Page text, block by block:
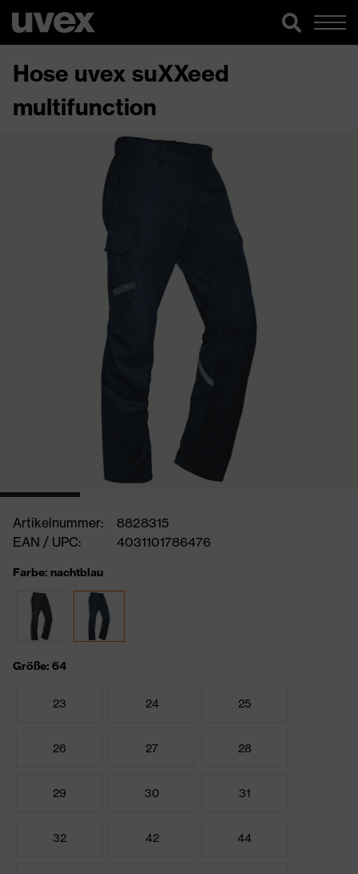
Hose uvex suXXeed
multifunction
Artikelnummer:
8828315
EAN / UPC:
4031101786476
Farbe: nachtblau
Größe: 64
23 24 25
26 27 28
29 30 31
32 42 44